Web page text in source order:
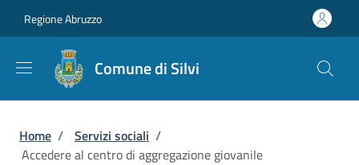
Regione Abruzzo
Comune di Silvi
Briciole di pane
Home / Servizi sociali /
Accedere al centro di aggregazione giovanile